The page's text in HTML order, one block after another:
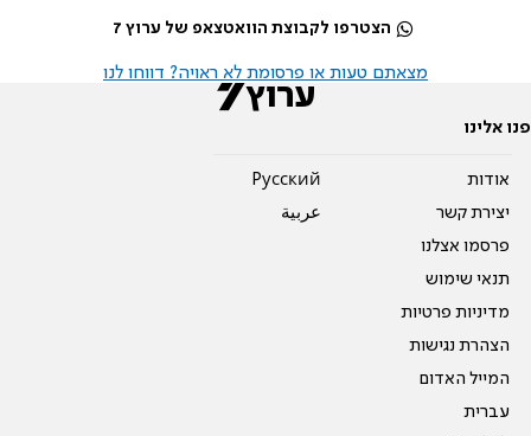
הצטרפו לקבוצת הוואטצאפ של ערוץ 7
מצאתם טעות או פרסומת לא ראויה? דווחו לנו
פנו אלינו
אודות
יצירת קשר
פרסמו אצלנו
תנאי שימוש
מדיניות פרטיות
הצהרת נגישות
המייל האדום
עברית
Pусский
عربية